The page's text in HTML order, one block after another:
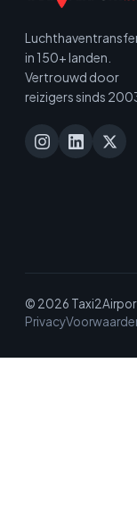
in 150+ landen.
Vertrouwd door
reizigers sinds
© 2026
Privacy